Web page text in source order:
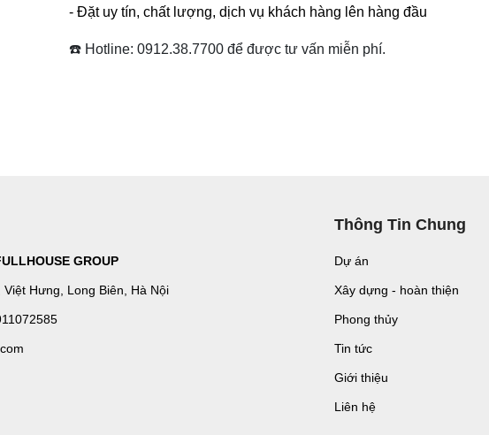
- Đặt uy tín, chất lượng, dịch vụ khách hàng lên hàng đầu
☎️ Hotline: 0912.38.7700 để được tư vấn miễn phí.
GROUP
Hưng, Long Biên, Hà Nội
Thông Tin Chung
Dự án
Xây dựng - hoàn thiện
Phong thủy
Tin tức
Giới thiệu
Liên hệ